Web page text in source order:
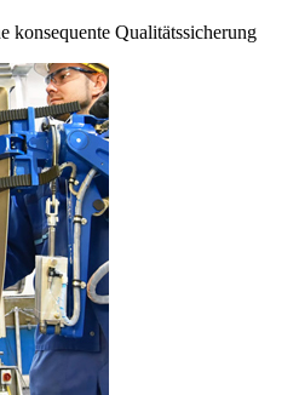
konsequente Qualitätssicherung